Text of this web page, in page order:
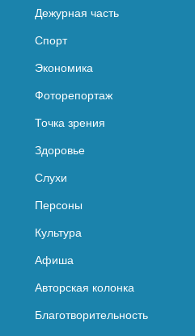
Дежурная часть
Спорт
Экономика
Фоторепортаж
Точка зрения
Здоровье
Слухи
Персоны
Культура
Афиша
Авторская колонка
Благотворительность